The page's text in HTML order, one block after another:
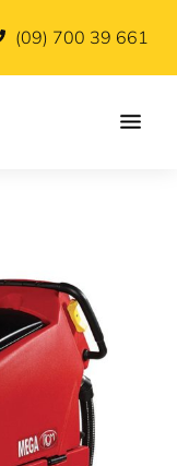
(09) 700 39 661